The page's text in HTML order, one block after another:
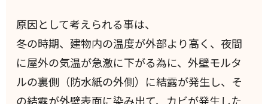
原因として考えられる事は、
冬の時期、建物内の温度が外部より高く、夜間
に屋外の気温が急激に下がる為に、外壁モルタ
ルの裏側（防水紙の外側）に結露が発生し、そ
の結露が外壁表面に染み出て、カビが発生した